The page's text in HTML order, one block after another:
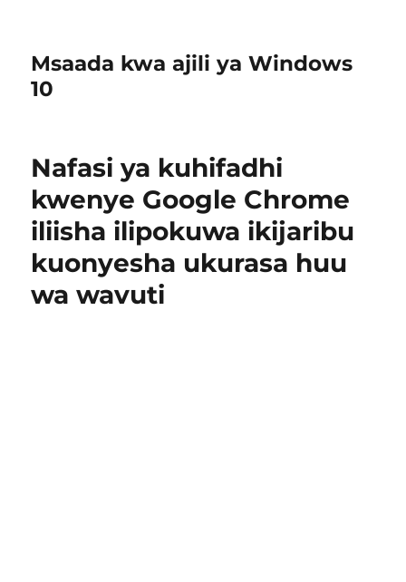
Msaada kwa ajili ya Windows
10
Nafasi ya kuhifadhi
kwenye Google Chrome
iliisha ilipokuwa ikijaribu
kuonyesha ukurasa huu
wa wavuti